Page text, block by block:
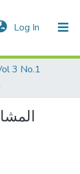
Log In (current)
3 No.1